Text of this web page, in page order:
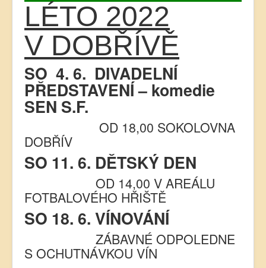
LÉTO 2022
V DOBŘÍVĚ
SO 4. 6. DIVADELNÍ
PŘEDSTAVENÍ – komedie
SEN S.F.
OD 18,00 SOKOLOVNA
DOBŘÍV
SO 11. 6. DĚTSKÝ DEN
OD 14,00 V AREÁLU
FOTBALOVÉHO HŘIŠTĚ
SO 18. 6. VÍNOVÁNÍ
ZÁBAVNÉ ODPOLEDNE
S OCHUTNÁVKOU VÍN